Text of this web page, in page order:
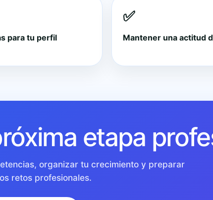
para tu perfil
✅
Mantener una actitud
etapa
organizar tu crecimiento y preparar
retos profesionales.